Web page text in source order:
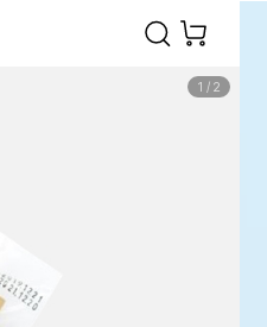
1 / 2